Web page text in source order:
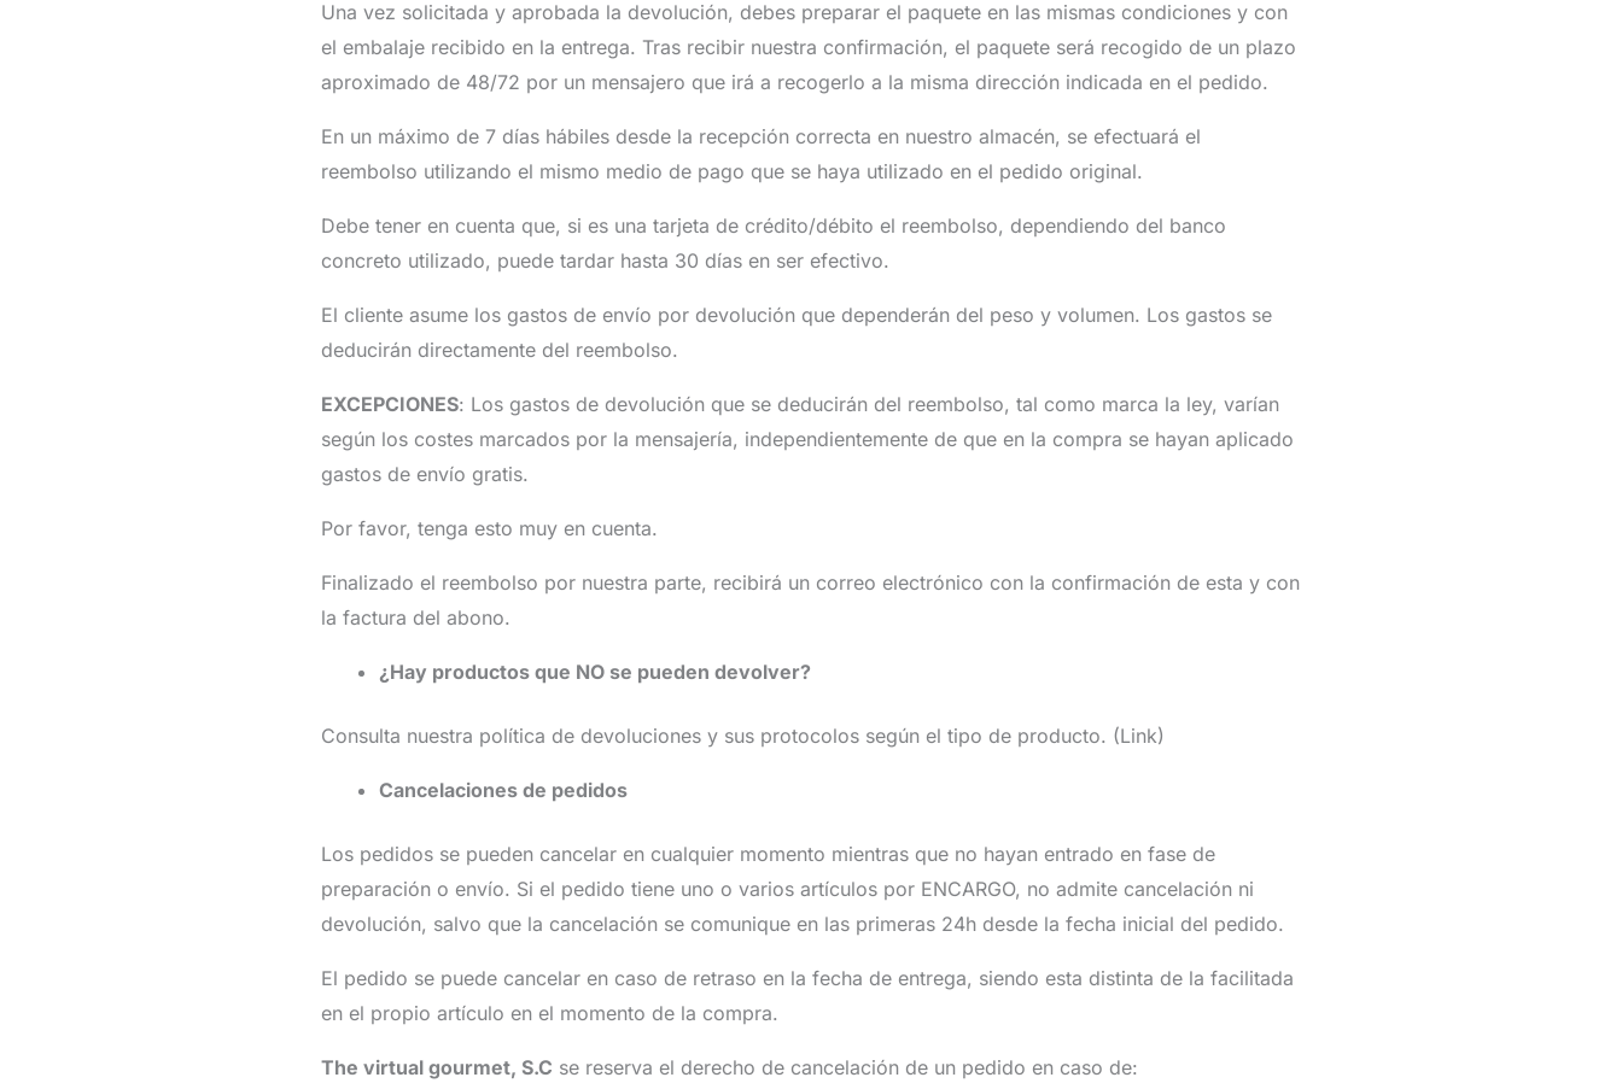
Una vez solicitada y aprobada la devolución, debes preparar el paquete en las mismas condiciones y con
el embalaje recibido en la entrega. Tras recibir nuestra confirmación, el paquete será recogido de un plazo
aproximado de 48/72 por un mensajero que irá a recogerlo a la misma dirección indicada en el pedido.
En un máximo de 7 días hábiles desde la recepción correcta en nuestro almacén, se efectuará el
reembolso utilizando el mismo medio de pago que se haya utilizado en el pedido original.
Debe tener en cuenta que, si es una tarjeta de crédito/débito el reembolso, dependiendo del banco
concreto utilizado, puede tardar hasta 30 días en ser efectivo.
El cliente asume los gastos de envío por devolución que dependerán del peso y volumen. Los gastos se
deducirán directamente del reembolso.
EXCEPCIONES: Los gastos de devolución que se deducirán del reembolso, tal como marca la ley, varían
según los costes marcados por la mensajería, independientemente de que en la compra se hayan aplicado
gastos de envío gratis.
Por favor, tenga esto muy en cuenta.
Finalizado el reembolso por nuestra parte, recibirá un correo electrónico con la confirmación de esta y con
la factura del abono.
¿Hay productos que NO se pueden devolver?
Consulta nuestra política de devoluciones y sus protocolos según el tipo de producto. (Link)
Cancelaciones de pedidos
Los pedidos se pueden cancelar en cualquier momento mientras que no hayan entrado en fase de
preparación o envío. Si el pedido tiene uno o varios artículos por ENCARGO, no admite cancelación ni
devolución, salvo que la cancelación se comunique en las primeras 24h desde la fecha inicial del pedido.
El pedido se puede cancelar en caso de retraso en la fecha de entrega, siendo esta distinta de la facilitada
en el propio artículo en el momento de la compra.
The virtual gourmet, S.C se reserva el derecho de cancelación de un pedido en caso de: